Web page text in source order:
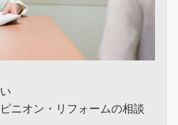
ニオン・リフォームの相談